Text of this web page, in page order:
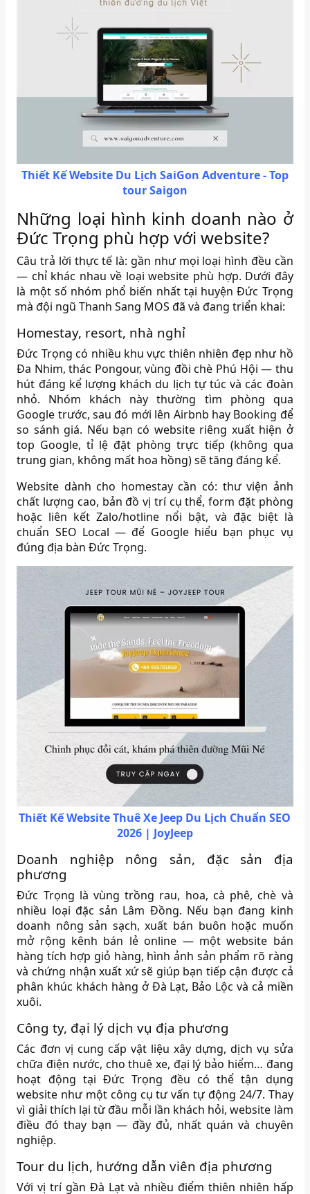
Thiết Kế Website Du Lịch SaiGon Adventure - Top
tour Saigon
Những loại hình kinh doanh nào ở
Đức Trọng phù hợp với website?
Câu trả lời thực tế là: gần như mọi loại hình đều cần
— chỉ khác nhau về loại website phù hợp. Dưới đây
là một số nhóm phổ biến nhất tại huyện Đức Trọng
mà đội ngũ Thanh Sang MOS đã và đang triển khai:
Homestay, resort, nhà nghỉ
Đức Trọng có nhiều khu vực thiên nhiên đẹp như hồ
Đa Nhim, thác Pongour, vùng đồi chè Phú Hội — thu
hút đáng kể lượng khách du lịch tự túc và các đoàn
nhỏ. Nhóm khách này thường tìm phòng qua
Google trước, sau đó mới lên Airbnb hay Booking để
so sánh giá. Nếu bạn có website riêng xuất hiện ở
top Google, tỉ lệ đặt phòng trực tiếp (không qua
trung gian, không mất hoa hồng) sẽ tăng đáng kể.
Website dành cho homestay cần có: thư viện ảnh
chất lượng cao, bản đồ vị trí cụ thể, form đặt phòng
hoặc liên kết Zalo/hotline nổi bật, và đặc biệt là
chuẩn SEO Local — để Google hiểu bạn phục vụ
đúng địa bàn Đức Trọng.
Thiết Kế Website Thuê Xe Jeep Du Lịch Chuẩn SEO
2026 | JoyJeep
Doanh nghiệp nông sản, đặc sản địa
phương
Đức Trọng là vùng trồng rau, hoa, cà phê, chè và
nhiều loại đặc sản Lâm Đồng. Nếu bạn đang kinh
doanh nông sản sạch, xuất bán buôn hoặc muốn
mở rộng kênh bán lẻ online — một website bán
hàng tích hợp giỏ hàng, hình ảnh sản phẩm rõ ràng
và chứng nhận xuất xứ sẽ giúp bạn tiếp cận được cả
phân khúc khách hàng ở Đà Lạt, Bảo Lộc và cả miền
xuôi.
Công ty, đại lý dịch vụ địa phương
Các đơn vị cung cấp vật liệu xây dựng, dịch vụ sửa
chữa điện nước, cho thuê xe, đại lý bảo hiểm… đang
hoạt động tại Đức Trọng đều có thể tận dụng
website như một công cụ tư vấn tự động 24/7. Thay
vì giải thích lại từ đầu mỗi lần khách hỏi, website làm
điều đó thay bạn — đầy đủ, nhất quán và chuyên
nghiệp.
Tour du lịch, hướng dẫn viên địa phương
Với vị trí gần Đà Lạt và nhiều điểm thiên nhiên hấp